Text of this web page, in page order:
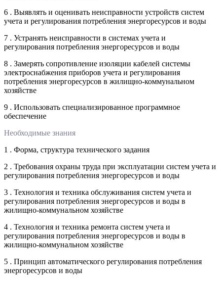
6 . Выявлять и оценивать неисправности устройств систем
учета и регулирования потребления энергоресурсов и воды
7 . Устранять неисправности в системах учета и
регулирования потребления энергоресурсов и воды
8 . Замерять сопротивление изоляции кабелей системы
электроснабжения приборов учета и регулирования
потребления энергоресурсов в жилищно-коммунальном
хозяйстве
9 . Использовать специализированное программное
обеспечение
Необходимые знания
1 . Форма, структура технического задания
2 . Требования охраны труда при эксплуатации систем учета и
регулирования потребления энергоресурсов и воды
3 . Технология и техника обслуживания систем учета и
регулирования потребления энергоресурсов и воды в
жилищно-коммунальном хозяйстве
4 . Технология и техника ремонта систем учета и
регулирования потребления энергоресурсов и воды в
жилищно-коммунальном хозяйстве
5 . Принцип автоматического регулирования потребления
энергоресурсов и воды